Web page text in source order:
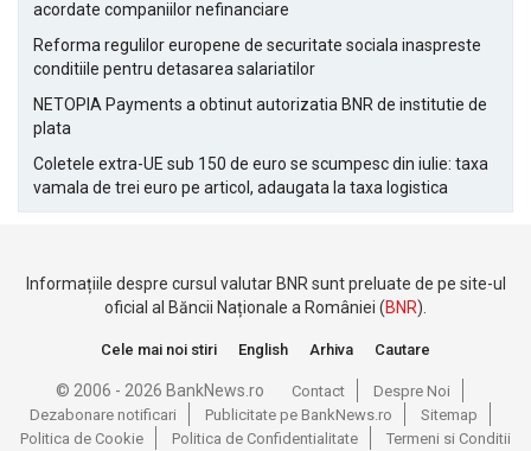
acordate companiilor nefinanciare
Reforma regulilor europene de securitate sociala inaspreste
conditiile pentru detasarea salariatilor
NETOPIA Payments a obtinut autorizatia BNR de institutie de
plata
Coletele extra-UE sub 150 de euro se scumpesc din iulie: taxa
vamala de trei euro pe articol, adaugata la taxa logistica
Informațiile despre cursul valutar BNR sunt preluate de pe site-ul
oficial al Băncii Naționale a României (BNR).
Cele mai noi stiri English Arhiva Cautare
© 2006 - 2026 BankNews.ro Contact
Despre Noi
Dezabonare notificari
Publicitate pe BankNews.ro
Sitemap
Politica de Cookie
Politica de Confidentialitate Termeni si Conditii